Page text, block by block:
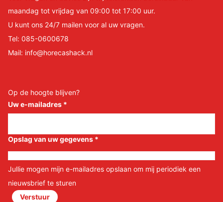
maandag tot vrijdag van 09:00 tot 17:00 uur.
U kunt ons 24/7 mailen voor al uw vragen.
Tel: 085-0600678
Mail: info@horecashack.nl
Op de hoogte blijven?
Uw e-mailadres *
Opslag van uw gegevens *
Jullie mogen mijn e-mailadres opslaan om mij periodiek een
nieuwsbrief te sturen
Verstuur